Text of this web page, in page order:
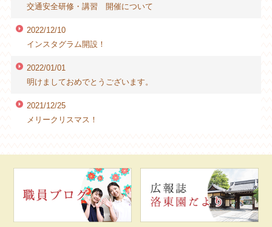
交通安全研修・講習 開催について
2022/12/10
インスタグラム開設！
2022/01/01
明けましておめでとうございます。
2021/12/25
メリークリスマス！